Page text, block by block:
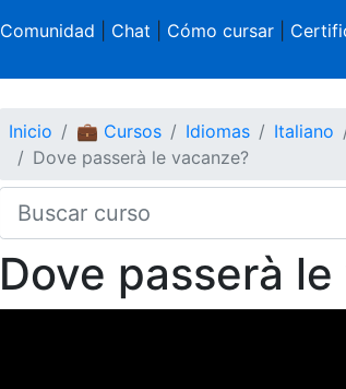
Comunidad Chat Cómo cursar|
Inicio 💼 Cursos Idiomas Italiano
Dove passerà le vacanze?
Dove passerà